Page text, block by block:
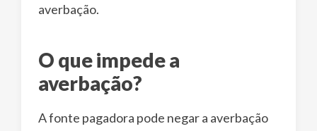
averbação.
O que impede a
averbação?
A fonte pagadora pode negar a averbação